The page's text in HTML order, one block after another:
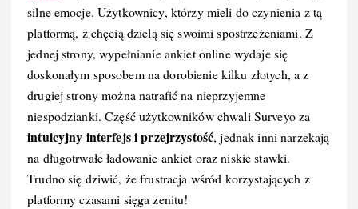
silne emocje. Użytkownicy, którzy mieli do czynienia z tą
platformą, z chęcią dzielą się swoimi spostrzeżeniami. Z
jednej strony, wypełnianie ankiet online wydaje się
doskonałym sposobem na dorobienie kilku złotych, a z
drugiej strony można natrafić na nieprzyjemne
niespodzianki. Część użytkowników chwali Surveyo za
intuicyjny interfejs i przejrzystość, jednak inni narzekają
na długotrwałe ładowanie ankiet oraz niskie stawki.
Trudno się dziwić, że frustracja wśród korzystających z
platformy czasami sięga zenitu!